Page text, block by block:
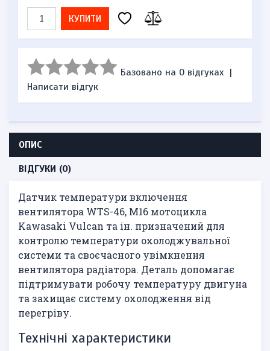
КУПИТИ
Базовано на 0 відгуках |
Написати відгук
ОПИС
ВІДГУКИ (0)
Датчик температури включення
вентилятора WTS-46, М16 мотоцикла
Kawasaki Vulcan та ін. призначений для
контролю температури охолоджувальної
системи та своєчасного увімкнення
вентилятора радіатора. Деталь допомагає
підтримувати робочу температуру двигуна
та захищає систему охолодження від
перегріву.
Технічні характеристики